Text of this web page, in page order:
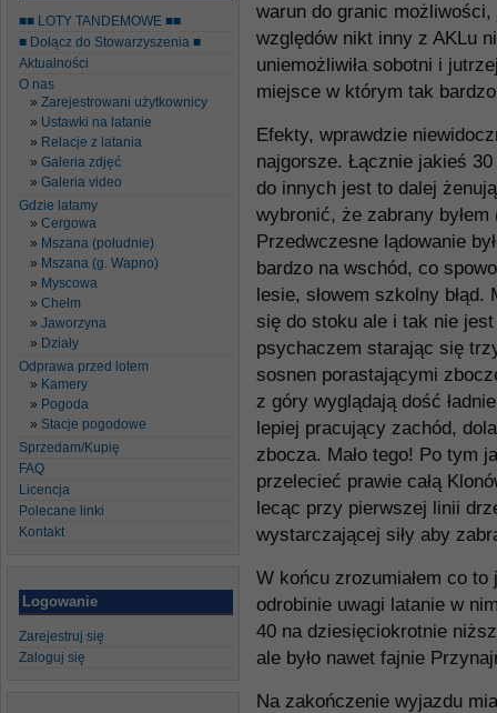
■■ LOTY TANDEMOWE ■■
■ Dołącz do Stowarzyszenia ■
Aktualności
O nas
Zarejestrowani użytkownicy
Ustawki na latanie
Relacje z latania
Galeria zdjęć
Galeria video
Gdzie latamy
Cergowa
Mszana (południe)
Mszana (g. Wapno)
Myscowa
Chełm
Jaworzyna
Działy
Odprawa przed lotem
Kamery
Pogoda
Stacje pogodowe
Sprzedam/Kupię
FAQ
Licencja
Polecane linki
Kontakt
Logowanie
Zarejestruj się
Zaloguj się
warun do granic
względów nikt inny z AKLu
uniemożliwiła sobotni i
miejsce w którym tak
Efekty, wprawdzie
najgorsze. Łącznie jakieś
do innych jest to dalej
wybronić, że zabrany
Przedwczesne lądowanie
bardzo na wschód, co
lesie, słowem szkolny
się do stoku ale i tak nie
psychaczem starając się
sosnen porastającymi
z góry wyglądają dość
lepiej pracujący zachód,
zbocza. Mało tego! Po tym
przelecieć prawie całą
lecąc przy pierwszej linii
wystarczającej siły aby
W końcu zrozumiałem co
odrobinie uwagi latanie w
40 na dziesięciokrotnie
ale było nawet fajnie
Na zakończenie wyjazdu